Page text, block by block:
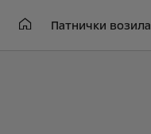
Патнички возила